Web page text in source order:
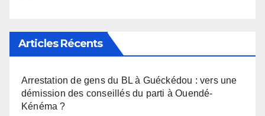
Articles Récents
Arrestation de gens du BL à Guéckédou : vers une
démission des conseillés du parti à Ouendé-
Kénéma ?